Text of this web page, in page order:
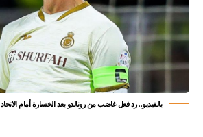
بالفيديو.. رد فعل غاضب من رونالدو بعد الخسارة أمام الاتحاد